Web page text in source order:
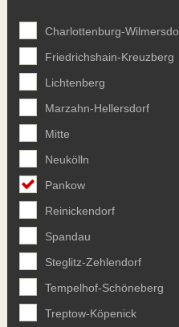
Charlottenburg-
Friedrichshain-Kreuzberg
Lichtenberg
Marzahn-Hellersdorf
Mitte
Neukölln
Pankow
Reinickendorf
Spandau
Steglitz-Zehlendorf
Tempelhof-Schöneberg
Treptow-Köpenick